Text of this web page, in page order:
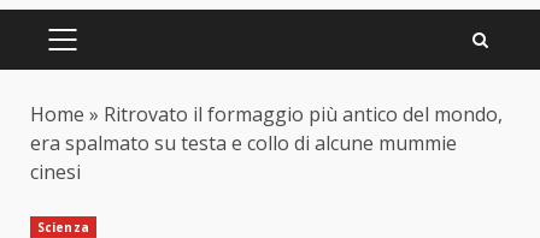
PRIMARY
Home » Ritrovato il formaggio più antico del mondo,
era spalmato su testa e collo di alcune mummie
cinesi
Scienza